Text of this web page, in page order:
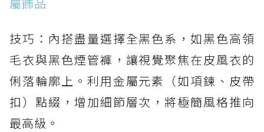
技巧：內搭盡量選擇全黑色系，如黑色高領
毛衣與黑色煙管褲，讓視覺聚焦在皮風衣的
俐落輪廓上。利用金屬元素（如項鍊、皮帶
扣）點綴，增加細節層次，將極簡風格推向
最高級。